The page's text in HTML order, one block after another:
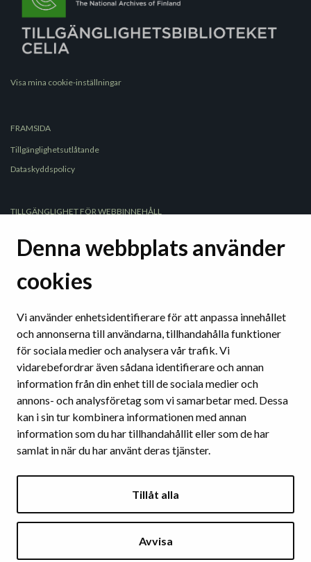
Denna webbplats använder
cookies
Vi använder enhetsidentifierare för att anpassa innehållet
och annonserna till användarna, tillhandahålla funktioner
för sociala medier och analysera vår trafik. Vi
vidarebefordrar även sådana identifierare och annan
information från din enhet till de sociala medier och
annons- och analysföretag som vi samarbetar med. Dessa
kan i sin tur kombinera informationen med annan
information som du har tillhandahållit eller som de har
samlat in när du har använt deras tjänster.
Tillåt alla
Avvisa
Visa mina cookie-inställningar
FRAMSIDA
Tillgänglighetsutlåtande
Dataskyddspolicy
TILLGÄNGLIGHET FÖR WEBBINNEHÅLL
Tydligt språk
Tydliga strukturer
Användbara webbplatser och verktyg
TILLGÄNGLIGA DOKUMENT
Ordbehandlingsprogram
Pdf
BILD OCH LJUD
Textalternativ för bilder
Videor och inspelningar
ARTIKLAR